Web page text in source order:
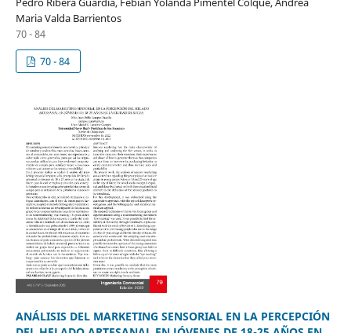
Maria Valda Barrientos
70 - 84
70 - 84
ANÁLISIS DEL MARKETING SENSORIAL EN LA PERCEPCIÓN